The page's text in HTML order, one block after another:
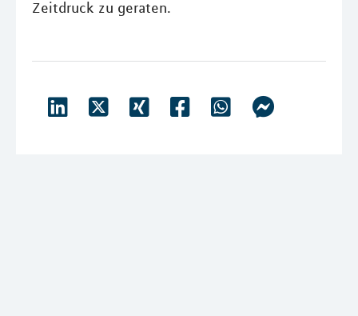
Zeitdruck zu geraten.